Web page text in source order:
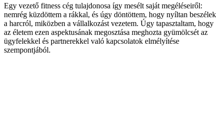
Egy vezető fitness cég tulajdonosa így mesélt saját megéléseiről:
nemrég küzdöttem a rákkal, és úgy döntöttem, hogy nyíltan beszélek
a harcról, miközben a vállalkozást vezetem. Úgy tapasztaltam, hogy
az életem ezen aspektusának megosztása meghozta gyümölcsét az
ügyfelekkel és partnerekkel való kapcsolatok elmélyítése
szempontjából.